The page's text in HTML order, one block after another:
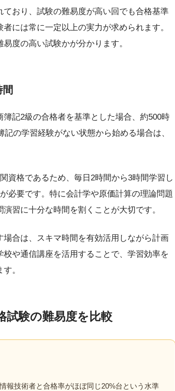
おり、試験の難易度が高い回でも合格基準
には常に一定以上の実力が求められます。
度の高い試験かが分かります。
記2級の合格者を基準とした場合、約500時
の学習経験がない状態から始める場合は、
資格であるため、毎日2時間から3時間学習し
必要です。特に会計学や原価計算の理論問題
習に十分な時間を割くことが大切です。
合は、スキマ時間を有効活用しながら計画
や通信講座を活用することで、学習効率を
。
試験の難易度を比較
報技術者と合格率がほぼ同じ20%台という水準